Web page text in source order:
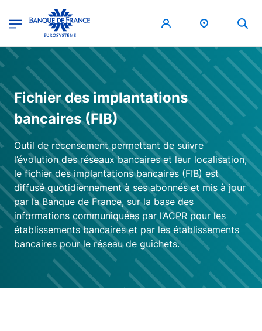
Banque de France - Menu Principal
Fichier des implantations
bancaires (FIB)
Outil de recensement permettant de suivre
l’évolution des réseaux bancaires et leur localisation,
le fichier des implantations bancaires (FIB) est
diffusé quotidiennement à ses abonnés et mis à jour
par la Banque de France, sur la base des
informations communiquées par l’ACPR pour les
établissements bancaires et par les établissements
bancaires pour le réseau de guichets.